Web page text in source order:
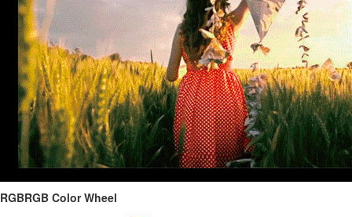
RGBRGB Color Wheel